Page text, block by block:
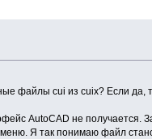
файлы cui из cuix? Если да,
AutoCAD не
Я так понимаю файл